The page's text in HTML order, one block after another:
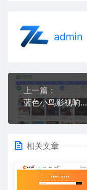
admin
上一篇：
蓝色小鸟影视响应式模板 - 苹果CMS简约主题 | 免费下载
相关文章